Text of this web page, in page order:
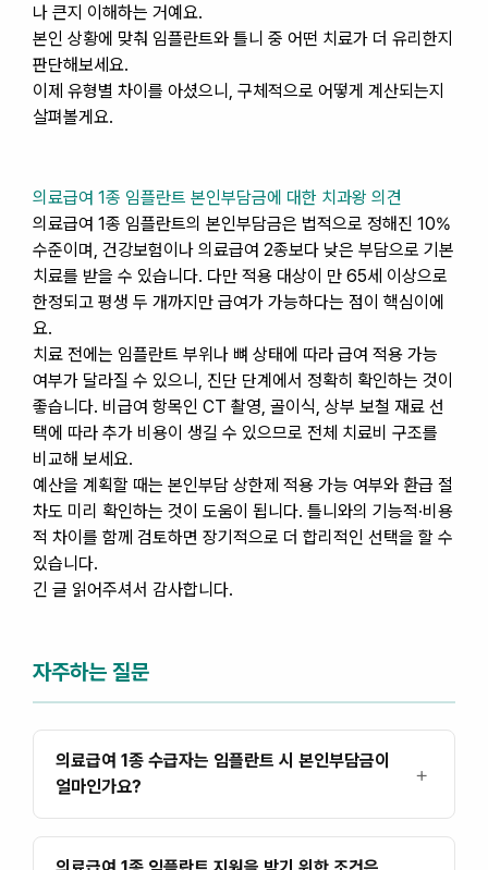
나 큰지 이해하는 거예요.
본인 상황에 맞춰 임플란트와 틀니 중 어떤 치료가 더 유리한지
판단해보세요.
이제 유형별 차이를 아셨으니, 구체적으로 어떻게 계산되는지
살펴볼게요.
의료급여 1종 임플란트 본인부담금에 대한 치과왕 의견
의료급여 1종 임플란트의 본인부담금은 법적으로 정해진 10%
수준이며, 건강보험이나 의료급여 2종보다 낮은 부담으로 기본
치료를 받을 수 있습니다. 다만 적용 대상이 만 65세 이상으로
한정되고 평생 두 개까지만 급여가 가능하다는 점이 핵심이에
요.
치료 전에는 임플란트 부위나 뼈 상태에 따라 급여 적용 가능
여부가 달라질 수 있으니, 진단 단계에서 정확히 확인하는 것이
좋습니다. 비급여 항목인 CT 촬영, 골이식, 상부 보철 재료 선
택에 따라 추가 비용이 생길 수 있으므로 전체 치료비 구조를
비교해 보세요.
예산을 계획할 때는 본인부담 상한제 적용 가능 여부와 환급 절
차도 미리 확인하는 것이 도움이 됩니다. 틀니와의 기능적·비용
적 차이를 함께 검토하면 장기적으로 더 합리적인 선택을 할 수
있습니다.
긴 글 읽어주셔서 감사합니다.
자주하는 질문
의료급여 1종 수급자는 임플란트 시 본인부담금이
얼마인가요?